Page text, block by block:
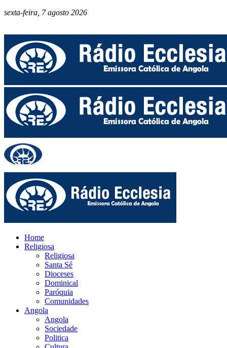
sexta-feira, 7 agosto 2026
Home
Religiosa
Religiosa
Santa Sé
Dioceses
Dominical
Paróquia
Comunidades
Angola
Angola
Sociedade
Politica